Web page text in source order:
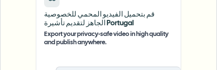
قم بتحميل الفيديو المحمي للخصوصية
الجاهز لتقديم تأشيرة Portugal
Export your privacy-safe video in high quality
and publish anywhere.